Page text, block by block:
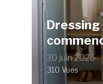
Dressing
30 juin 2026
310 Vues